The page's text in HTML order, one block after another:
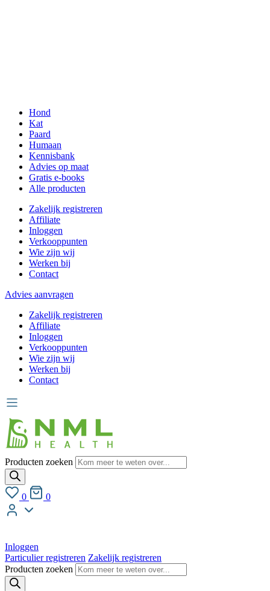
Hond
Kat
Paard
Humaan
Kennisbank
Advies op maat
Gratis e-books
Alle producten
Zakelijk registreren
Affiliate
Inloggen
Verkooppunten
Wie zijn wij
Werken bij
Contact
Advies aanvragen
Zakelijk registreren
Affiliate
Inloggen
Verkooppunten
Wie zijn wij
Werken bij
Contact
Producten zoeken
0 0
Inloggen
Particulier registreren Zakelijk registreren
Producten zoeken